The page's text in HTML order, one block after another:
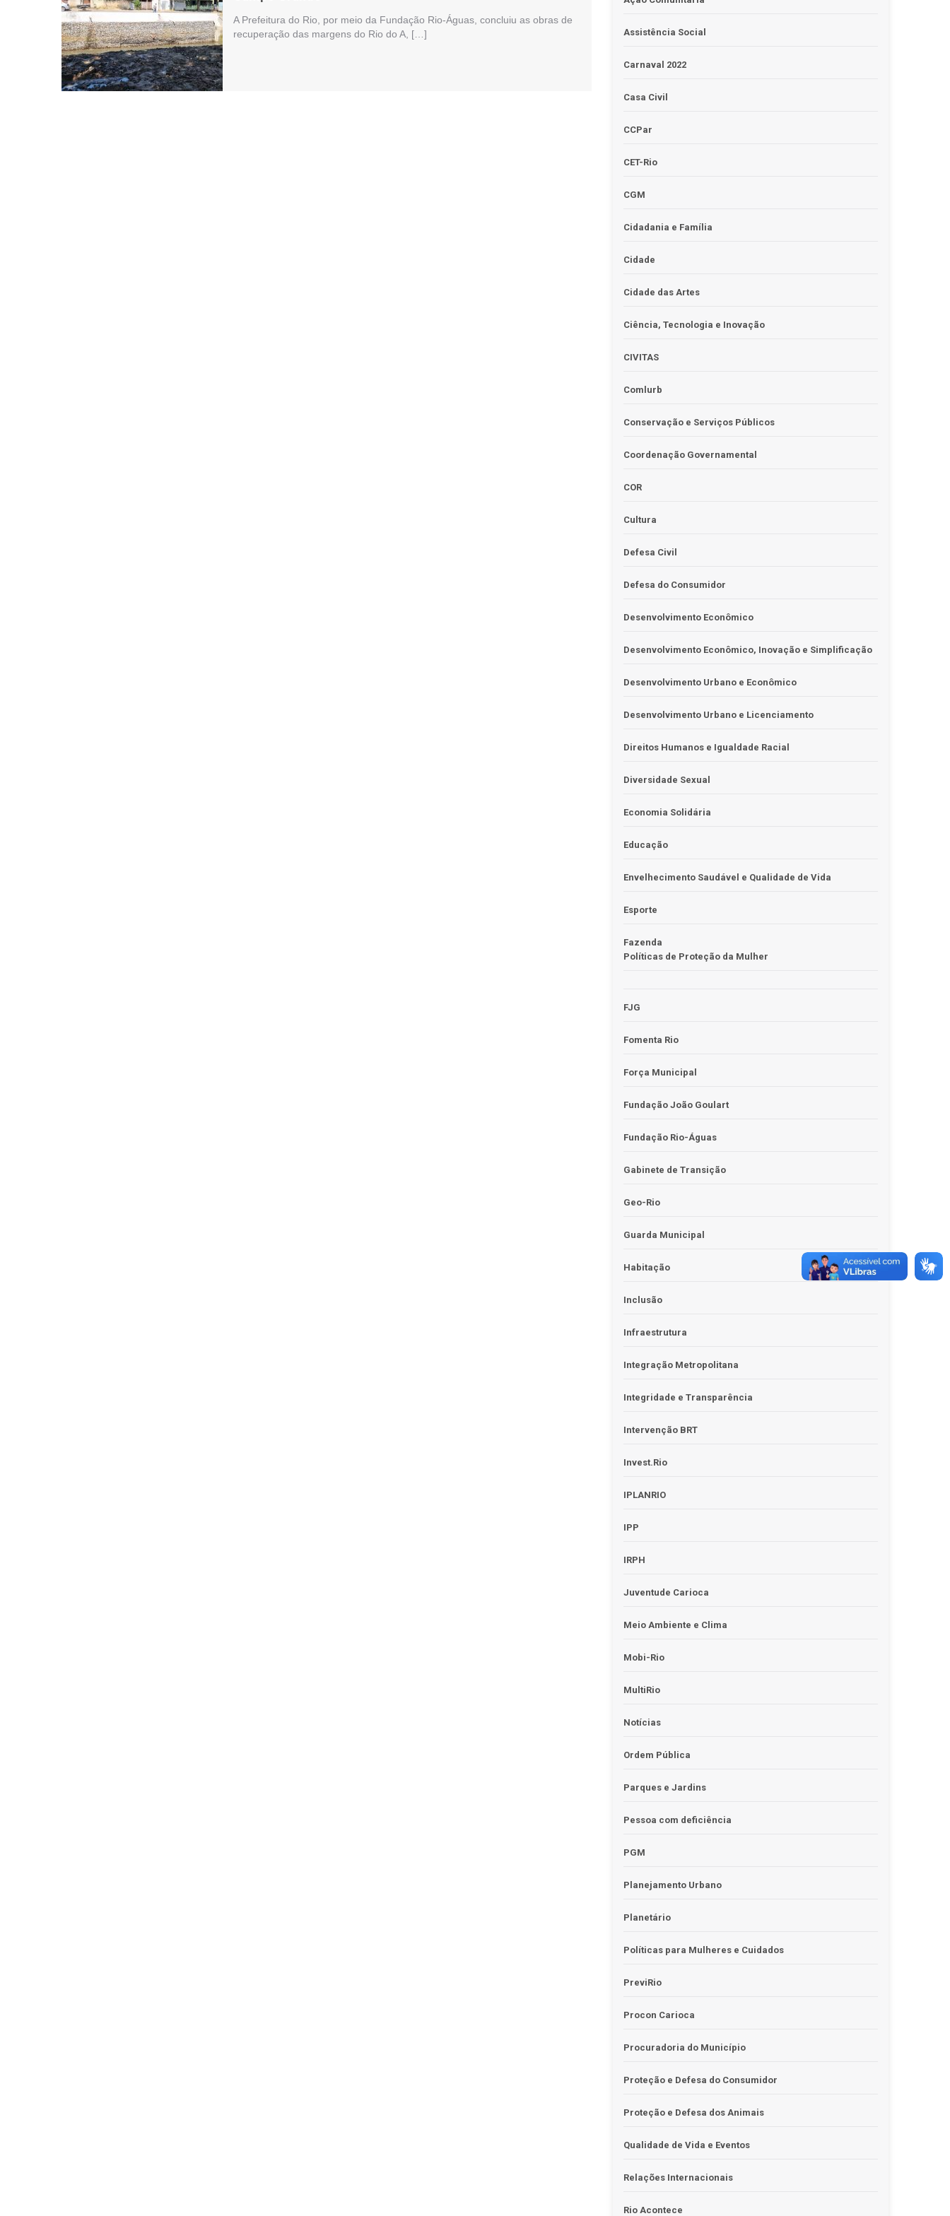
A Prefeitura do Rio, por meio da Fundação Rio-Águas, concluiu as obras de
recuperação das margens do Rio do A, […]
Assistência Social
Carnaval 2022
Casa Civil
CCPar
CET-Rio
CGM
Cidadania e Família
Cidade
Cidade das Artes
Ciência, Tecnologia e Inovação
CIVITAS
Comlurb
Conservação e Serviços Públicos
Coordenação Governamental
COR
Cultura
Defesa Civil
Defesa do Consumidor
Desenvolvimento Econômico
Desenvolvimento Econômico, Inovação e Simplificação
Desenvolvimento Urbano e Econômico
Desenvolvimento Urbano e Licenciamento
Direitos Humanos e Igualdade Racial
Diversidade Sexual
Economia Solidária
Educação
Envelhecimento Saudável e Qualidade de Vida
Esporte
Fazenda
Políticas de Proteção da Mulher
FJG
Fomenta Rio
Força Municipal
Fundação João Goulart
Fundação Rio-Águas
Gabinete de Transição
Geo-Rio
Guarda Municipal
Habitação
Inclusão
Infraestrutura
Integração Metropolitana
Integridade e Transparência
Intervenção BRT
Invest.Rio
IPLANRIO
IPP
IRPH
Juventude Carioca
Meio Ambiente e Clima
Mobi-Rio
MultiRio
Notícias
Ordem Pública
Parques e Jardins
Pessoa com deficiência
PGM
Planejamento Urbano
Planetário
Políticas para Mulheres e Cuidados
PreviRio
Procon Carioca
Procuradoria do Município
Proteção e Defesa do Consumidor
Proteção e Defesa dos Animais
Qualidade de Vida e Eventos
Relações Internacionais
Rio Acontece